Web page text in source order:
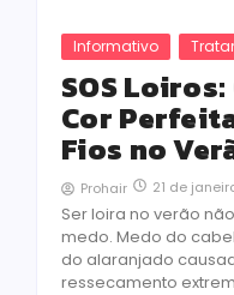
Informativo
SOS
Cor
Fios no
Prohair 21 de
Ser loira no verão
medo. Medo do
do alaranjado
ressecamento